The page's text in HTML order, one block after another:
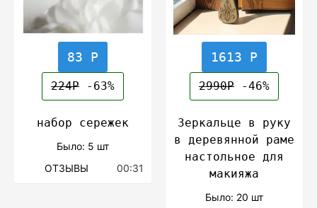
83 Р
224Р -63%
набор сережек
Было: 5 шт
ОТЗЫВЫ
00:31
1613 Р
2990Р -46%
Зеркальце в руку
в деревянной раме
настольное для
макияжа
Было: 20 шт